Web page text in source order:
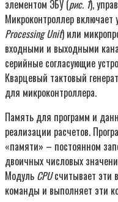
элементом ЭБУ (рис. 1),
Микроконтроллер
Processing Unit) или
входными и выходными
серийные согласующие
Кварцевый тактовый
для микроконтроллера.
Память для программ и
реализации расчетов.
«памяти» – постоянном
двоичных числовых
Модуль CPUсчитывает эти
команды и выполняет эти